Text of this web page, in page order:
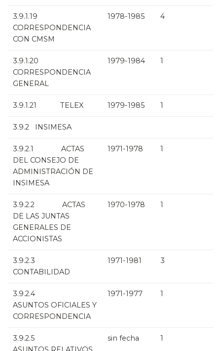
3.9.1.19
CORRESPONDENCIA
CON CMSM
1978-1985 4
3.9.1.20
CORRESPONDENCIA
GENERAL
1979-1984 1
3.9.1.21 TELEX 1979-1985 1
3.9.2 INSIMESA
3.9.2.1 ACTAS
DEL CONSEJO DE
ADMINISTRACIÓN DE
INSIMESA
1971-1978 1
3.9.2.2 ACTAS
DE LAS JUNTAS
GENERALES DE
ACCIONISTAS
1970-1978 1
3.9.2.3
CONTABILIDAD
1971-1981 3
3.9.2.4
ASUNTOS OFICIALES Y
CORRESPONDENCIA
1971-1977 1
3.9.2.5
sin fecha 1